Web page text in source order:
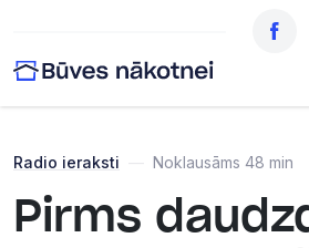
Radio ieraksti Noklausāms 48 min
Pirms